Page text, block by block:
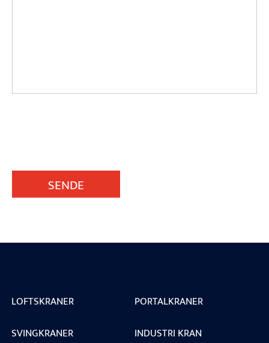
SENDE
LOFTSKRANER
PORTALKRANER
SVINGKRANER
INDUSTRI KRAN